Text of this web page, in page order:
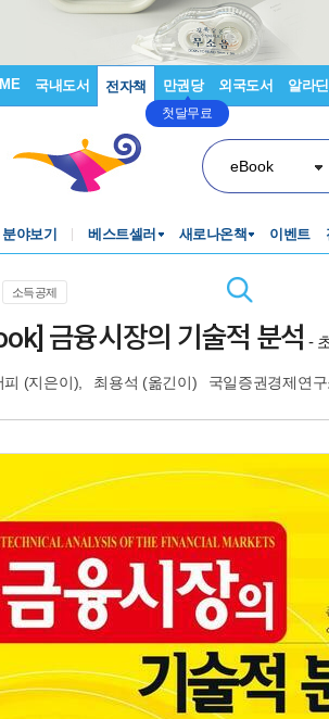
국내도서 전자책 만권당
첫달무료
외국도서 알라
eBook
분야보기 베스트셀러 새로나온책 이벤트
소득공제
금융시장의 기술적 분석 -
피 (지은이), 최용석 (옮긴이) 국일증권경제연